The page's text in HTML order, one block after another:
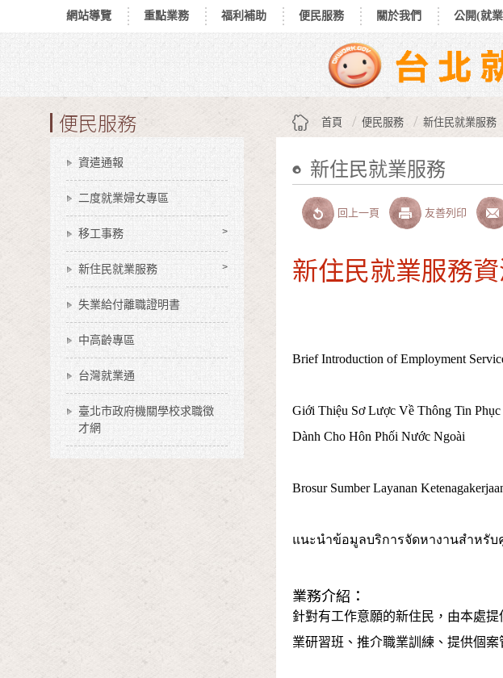
跳到主要內容區塊
網站導覽 重點業務 福利補助 便民服務 關於我們 公開(就
便民服務
資遣通報
二度就業婦女專區
移工事務
新住民就業服務
失業給付離職證明書
中高齡專區
台灣就業通
臺北市政府機關學校求職徵
才網
首頁 便民服務 新住民就業服務
新住民就業服務
回上一頁 友善列印
新住民就業服務
Brief Introduction of Employment
Giới Thiệu Sơ Lược Về Thông Tin
Dành Cho Hôn Phối Nước Ngoài
Brosur Sumber Layanan
แนะนำข้อมูลบริการจัดหางานสำหรับ
業務介紹：
針對有工作意願的新住民，由本處
業研習班、推介職業訓練、提供個